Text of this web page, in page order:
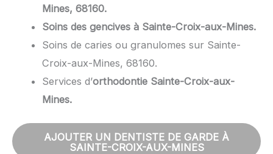
Mines, 68160.
Soins des gencives à Sainte-Croix-aux-Mines.
Soins de caries ou granulomes sur Sainte-
Croix-aux-Mines, 68160.
Services d’orthodontie Sainte-Croix-aux-
Mines.
AJOUTER UN DENTISTE DE GARDE À
SAINTE-CROIX-AUX-MINES